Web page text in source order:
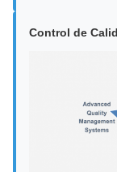
Control de